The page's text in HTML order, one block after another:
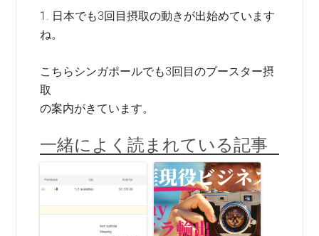
1. 日本でも3回目摂取の動きが出始めています
ね。
こちらシンガポールでも3回目のブースター摂
取
の案内がきています。
一緒によく読まれている記事